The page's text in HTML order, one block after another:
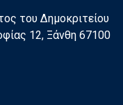
του Δημοκριτείου
12, Ξάνθη 67100